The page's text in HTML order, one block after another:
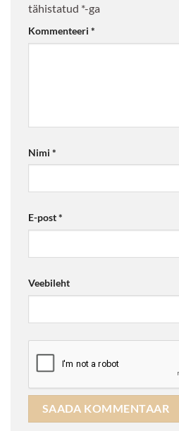
tähistatud *-ga
Kommenteeri *
Nimi *
E-post*
Veebileht